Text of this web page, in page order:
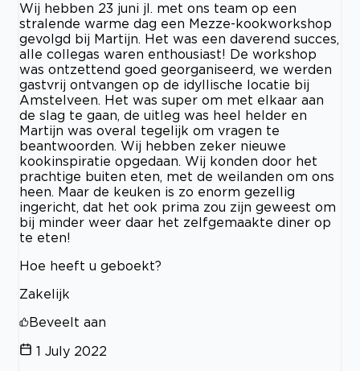
Wij hebben 23 juni jl. met ons team op een
stralende warme dag een Mezze-kookworkshop
gevolgd bij Martijn. Het was een daverend succes,
alle collegas waren enthousiast! De workshop
was ontzettend goed georganiseerd, we werden
gastvrij ontvangen op de idyllische locatie bij
Amstelveen. Het was super om met elkaar aan
de slag te gaan, de uitleg was heel helder en
Martijn was overal tegelijk om vragen te
beantwoorden. Wij hebben zeker nieuwe
kookinspiratie opgedaan. Wij konden door het
prachtige buiten eten, met de weilanden om ons
heen. Maar de keuken is zo enorm gezellig
ingericht, dat het ook prima zou zijn geweest om
bij minder weer daar het zelfgemaakte diner op
te eten!
Hoe heeft u geboekt?
Zakelijk
Beveelt aan
1 July 2022